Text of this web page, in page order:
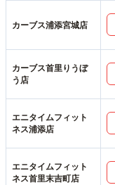
カーブス浦添宮城店
カーブス首里りうぼ
う店
エニタイムフィット
ネス浦添店
エニタイムフィット
ネス首里末吉町店